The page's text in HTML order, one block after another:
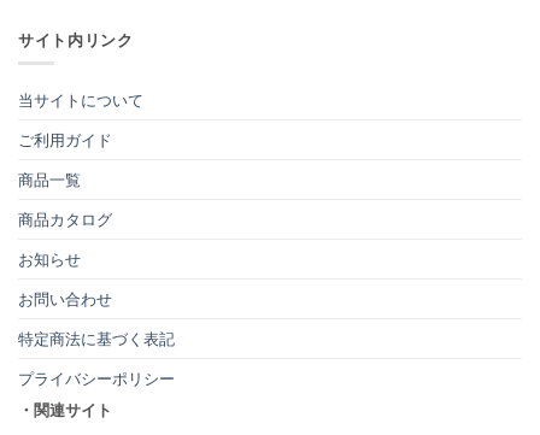
サイト内リンク
当サイトについて
ご利用ガイド
商品一覧
商品カタログ
お知らせ
お問い合わせ
特定商法に基づく表記
プライバシーポリシー
・関連サイト